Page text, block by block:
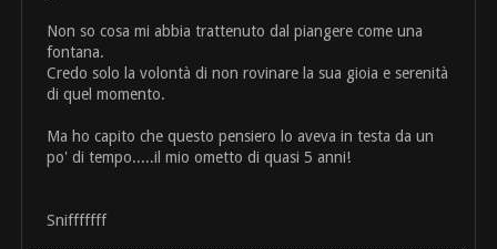
Non so cosa mi abbia trattenuto dal piangere come una
fontana.
Credo solo la volontà di non rovinare la sua gioia e serenità
di quel momento.
Ma ho capito che questo pensiero lo aveva in testa da un
po' di tempo.....il mio ometto di quasi 5 anni!
Snifffffff